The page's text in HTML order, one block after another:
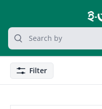
grocery search at header
Search
FilterFilter